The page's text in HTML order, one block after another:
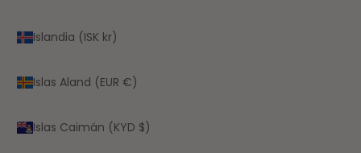
Islandia (ISK kr)
Islas Aland (EUR €)
Islas Caimán (KYD $)